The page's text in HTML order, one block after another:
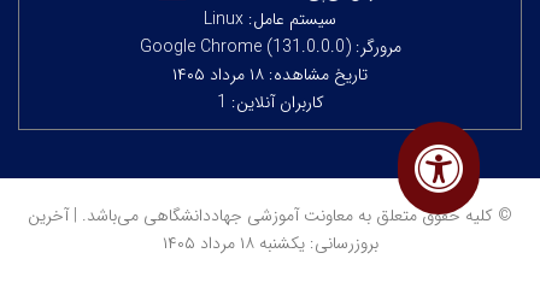
سیستم عامل: Linux
مرورگر: Google Chrome (131.0.0.0)
تاریخ مشاهده: ۱۸ مرداد ۱۴۰۵
کاربران آنلاین: 1
© کلیه حقوق متعلق به معاونت آموزشی جهاددانشگاهی می‌باشد. | آخرین
بروزرسانی: یکشنبه ۱۸ مرداد ۱۴۰۵